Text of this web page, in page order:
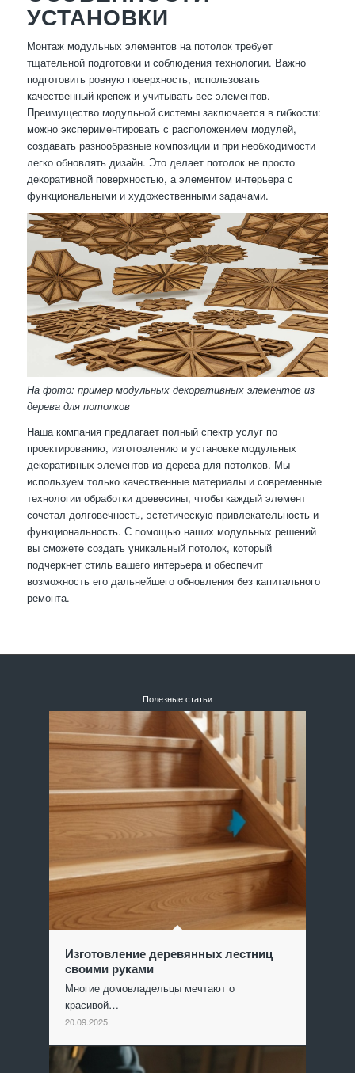
УСТАНОВКИ
Монтаж модульных элементов на потолок требует
тщательной подготовки и соблюдения технологии. Важно
подготовить ровную поверхность, использовать
качественный крепеж и учитывать вес элементов.
Преимущество модульной системы заключается в гибкости:
можно экспериментировать с расположением модулей,
создавать разнообразные композиции и при необходимости
легко обновлять дизайн. Это делает потолок не просто
декоративной поверхностью, а элементом интерьера с
функциональными и художественными задачами.
На фото: пример модульных декоративных элементов из
дерева для потолков
Наша компания предлагает полный спектр услуг по
проектированию, изготовлению и установке модульных
декоративных элементов из дерева для потолков. Мы
используем только качественные материалы и современные
технологии обработки древесины, чтобы каждый элемент
сочетал долговечность, эстетическую привлекательность и
функциональность. С помощью наших модульных решений
вы сможете создать уникальный потолок, который
подчеркнет стиль вашего интерьера и обеспечит
возможность его дальнейшего обновления без капитального
ремонта.
Полезные статьи
Изготовление деревянных лестниц
своими руками
Многие домовладельцы мечтают о
красивой…
20.09.2025